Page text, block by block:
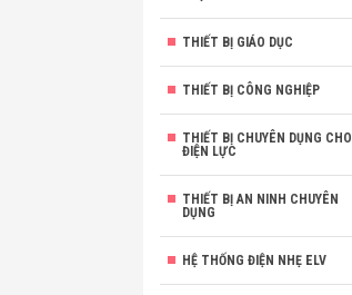
THIẾT BỊ GIÁO DỤC
THIẾT BỊ CÔNG NGHIỆP
THIẾT BỊ CHUYÊN DỤNG CHO
ĐIỆN LỰC
THIẾT BỊ AN NINH CHUYÊN
DỤNG
HỆ THỐNG ĐIỆN NHẸ ELV